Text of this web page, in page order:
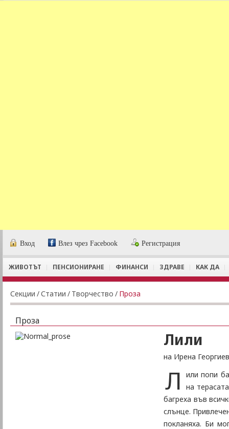
Вход Влез чрез Facebook Регистрация
ЖИВОТЪТ ПЕНСИОНИРАНЕ ФИНАНСИ ЗДРАВЕ КАК ДА
Секции /Статии / Творчество / Проза
Проза
Лили
на Ирена
Л
или попи
на
багреха във
слънце.
покланяха. Би